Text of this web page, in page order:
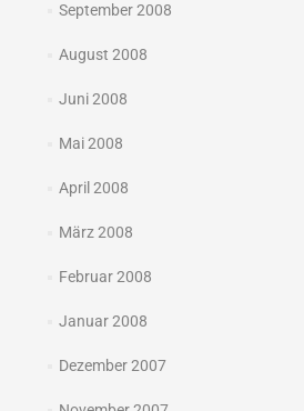
September 2008
August 2008
Juni 2008
Mai 2008
April 2008
März 2008
Februar 2008
Januar 2008
Dezember 2007